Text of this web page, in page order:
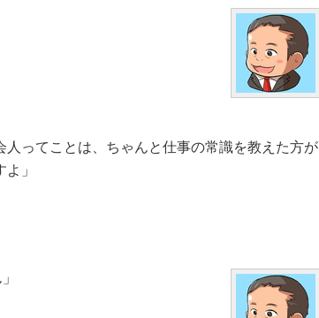
人ってことは、ちゃんと仕事の常識を教えた方が
」